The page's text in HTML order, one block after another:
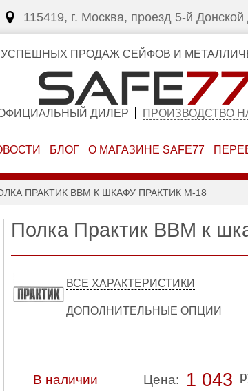
115419, г. Москва, проезд 5-й Донской
ПРОДАЖ СЕЙФОВ И
ДИЛЕР ПРОИЗВОДСТВО
БЛОГ О МАГАЗИНЕ SAFE77
ПРАКТИК BBM К ШКАФУ ПРАКТИК M-18
Полка Практик BBM к
ВСЕ ХАРАКТЕРИСТИКИ
ДОПОЛНИТЕЛЬНЫЕ ОПЦИИ
В наличии Цена: 1 043